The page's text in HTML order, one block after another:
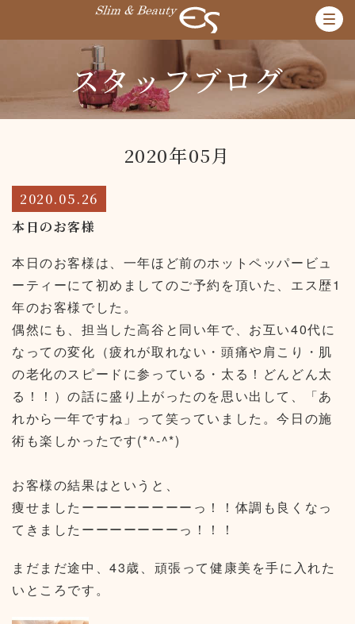
スタッフブログ
2020年05月
2020.05.26
本日のお客様
本日のお客様は、一年ほど前のホットペッパービュ
ーティーにて初めましてのご予約を頂いた、エス歴1
年のお客様でした。
偶然にも、担当した高谷と同い年で、お互い40代に
なっての変化（疲れが取れない・頭痛や肩こり・肌
の老化のスピードに参っている・太る！どんどん太
る！！）の話に盛り上がったのを思い出して、「あ
れから一年ですね」って笑っていました。今日の施
術も楽しかったです(*^-^*)
お客様の結果はというと、
痩せましたーーーーーーーーっ！！体調も良くなっ
てきましたーーーーーーーっ！！！
まだまだ途中、43歳、頑張って健康美を手に入れた
いところです。